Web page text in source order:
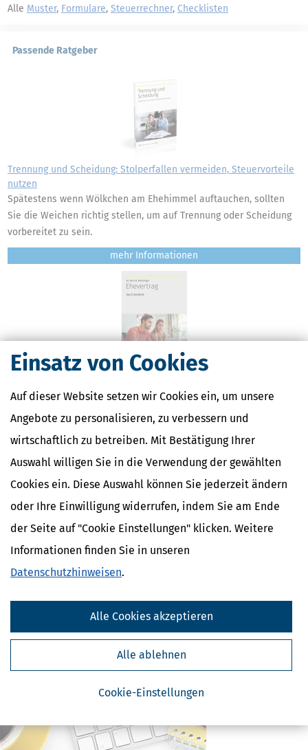
Einsatz von Cookies
Auf dieser Website setzen wir Cookies ein, um unsere
Angebote zu personalisieren, zu verbessern und
wirtschaftlich zu betreiben. Mit Bestätigung Ihrer
Auswahl willigen Sie in die Verwendung der gewählten
Cookies ein. Diese Auswahl können Sie jederzeit ändern
oder Ihre Einwilligung widerrufen, indem Sie am Ende
der Seite auf "Cookie Einstellungen" klicken. Weitere
Informationen finden Sie in unseren
Datenschutzhinweisen.
Cookie-Einstellungen
Alle ablehnen
Alle Cookies akzeptieren
Alle Muster, Formulare, Steuerrechner, Checklisten
Passende Ratgeber
Trennung und Scheidung: Stolperfallen vermeiden, Steuervorteile
nutzen
Spätestens wenn Wölkchen am Ehehimmel auftauchen, sollten
Sie die Weichen richtig stellen, um auf Trennung oder Scheidung
vorbereitet zu sein.
mehr
Ehevertrag kurz&konkret!
Rechtsbeziehung. Mit einem Ehevertrag können Paare ihre
rechtlichen Verhältnisse individuell gestalten – abgestimmt auf
ihre persönliche Lebenssituation.
mehr
Minderjährige Kinder: Kindergeld und Steuervorteile für Eltern
Bestandteil der steuerlichen Förderung bei minderjährigen
Kindern.
mehr